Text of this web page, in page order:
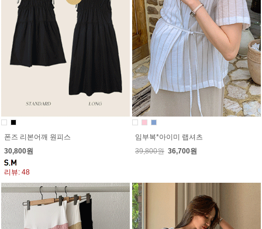
폰즈 리본어깨 원피스
30,800원
리뷰: 48
임부복*아이미 랩셔츠
39,800원 36,700원